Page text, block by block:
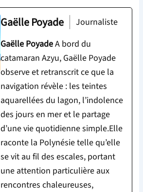
Gaëlle Poyade
Journaliste
Gaëlle PoyadeA bord du
catamaran Azyu, Gaëlle Poyade
observe et retranscrit ce que la
navigation révèle : les teintes
aquarellées du lagon, l’indolence
des jours en mer et le partage
d’une vie quotidienne simple.Elle
raconte la Polynésie telle qu’elle
se vit au fil des escales, portant
une attention particulière aux
rencontres chaleureuses,